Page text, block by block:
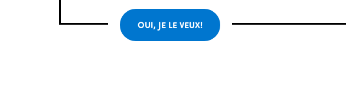
OUI, JE LE VEUX!